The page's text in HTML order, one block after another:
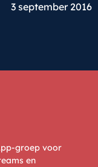
3 september 2016
groep voor
en